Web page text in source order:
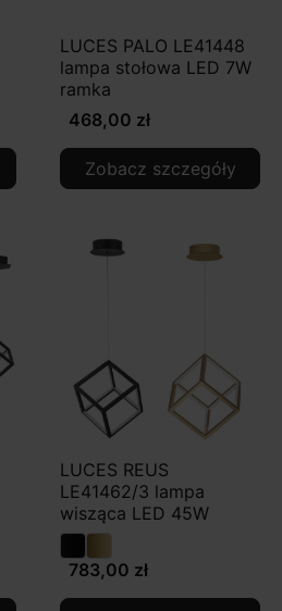
LUCES PALO LE41448
lampa stołowa LED 7W
ramka
468,00 zł
Zobacz szczegóły
LUCES REUS
LE41462/3 lampa
wisząca LED 45W
783,00 zł